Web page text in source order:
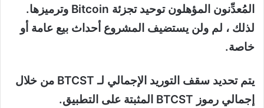
المُعدِّنون المؤهلون توحيد تجزئة Bitcoin وترميزها.
لذلك ، لم ولن يستضيف المشروع أحداث بيع عامة أو
خاصة.
يتم تحديد سقف التوريد الإجمالي لـ BTCST من خلال
إجمالي رموز BTCST المثبتة على التطبيق.